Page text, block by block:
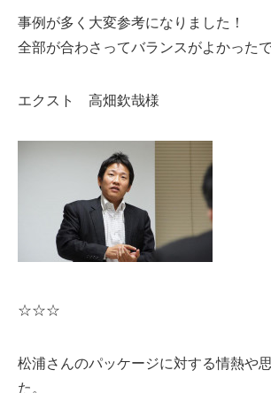
事例が多く大変参考になりました！
全部が合わさってバランスがよかった
エクスト 高畑欽哉様
☆☆☆
松浦さんのパッケージに対する情熱や
た。